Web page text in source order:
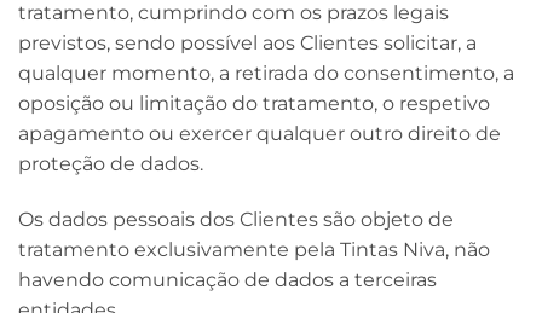
tratamento, cumprindo com os prazos legais
previstos, sendo possível aos Clientes solicitar, a
qualquer momento, a retirada do consentimento, a
oposição ou limitação do tratamento, o respetivo
apagamento ou exercer qualquer outro direito de
proteção de dados.
Os dados pessoais dos Clientes são objeto de
tratamento exclusivamente pela Tintas Niva, não
havendo comunicação de dados a terceiras